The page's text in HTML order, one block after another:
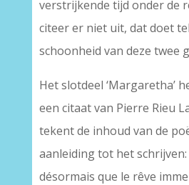
verstrijkende tijd onder de
citeer er niet uit, dat doet
schoonheid van deze twee
Het slotdeel ‘Margaretha’
een citaat van Pierre Rieu
tekent de inhoud van de
aanleiding tot het schrijven:
désormais que le rêve